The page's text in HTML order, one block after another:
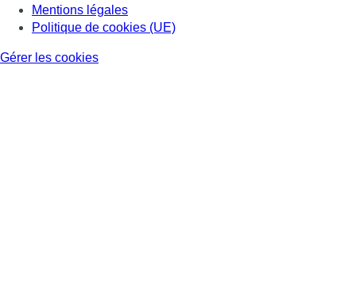
Mentions légales
Politique de cookies (UE)
Gérer les cookies